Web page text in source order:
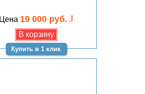
Цена 19 000 руб. J
Купить в 1 клик